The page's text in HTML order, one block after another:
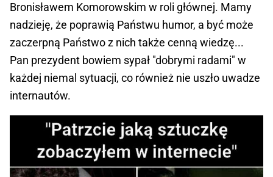
Bronisławem Komorowskim w roli głównej. Mamy
nadzieję, że poprawią Państwu humor, a być może
zaczerpną Państwo z nich także cenną wiedzę...
Pan prezydent bowiem sypał "dobrymi radami" w
każdej niemal sytuacji, co również nie uszło uwadze
internautów.